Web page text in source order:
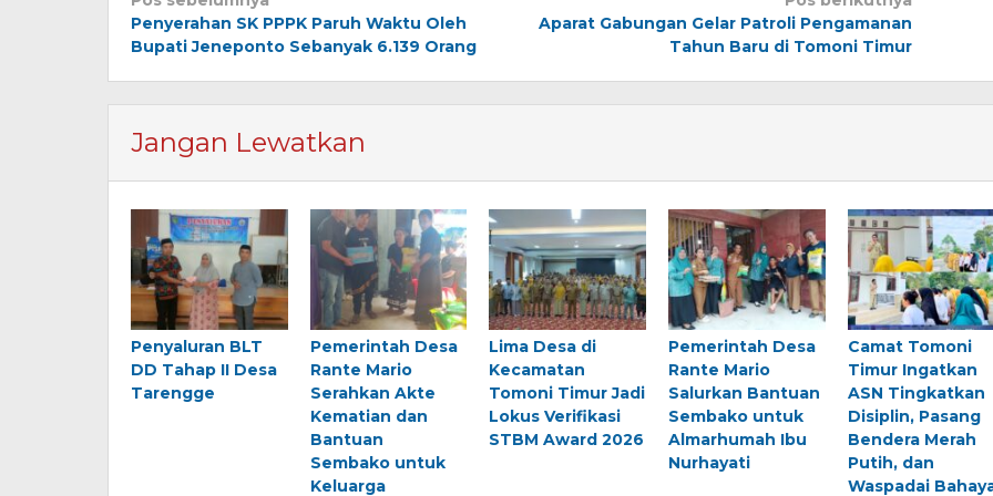
pos
Penyerahan SK PPPK Paruh Waktu Oleh
Bupati Jeneponto Sebanyak 6.139 Orang
Aparat Gabungan Gelar Patroli Pengamanan
Tahun Baru di Tomoni Timur
Jangan Lewatkan
Penyaluran BLT
DD Tahap II Desa
Tarengge
Pemerintah Desa
Rante Mario
Serahkan Akte
Kematian dan
Bantuan
Sembako untuk
Keluarga
Lima Desa di
Kecamatan
Tomoni Timur Jadi
Lokus Verifikasi
STBM Award 2026
Pemerintah Desa
Rante Mario
Salurkan Bantuan
Sembako untuk
Almarhumah Ibu
Nurhayati
Camat Tomoni
Timur Ingatkan
ASN Tingkatkan
Disiplin, Pasang
Bendera Merah
Putih, dan
Waspadai